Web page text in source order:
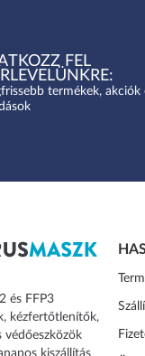
FEL
termékek, akciók
és FFP3
kézfertőtlenítők,
védőeszközök